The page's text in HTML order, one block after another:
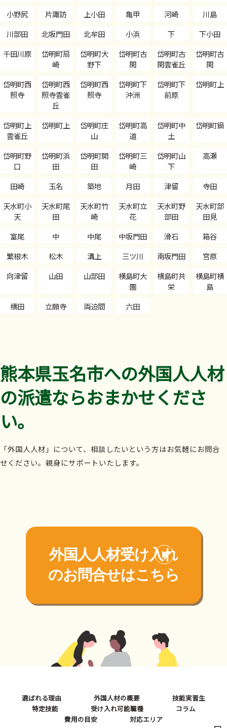
小野尻
片諏訪 上小田 亀甲 河崎
川島
川部田
北坂門田 北牟田 小浜 下
下小田
千田川原
岱明町扇
崎
岱明町大
野下
岱明町古
閑
岱明町古
閑雲雀丘
岱明町古
閑
岱明町西
照寺
岱明町西
照寺雲雀
丘
岱明町西
照寺
岱明町下
沖洲
岱明町下
前原
岱明町上
岱明町上
雲雀丘
岱明町上
岱明町庄
山
岱明町高
道
岱明町中
土
岱明町鍋
岱明町野
口
岱明町浜
田
岱明町開
田
岱明町三
崎
岱明町山
下
高瀬
田崎 玉名 築地 月田 津留
寺田
天水町小
天
天水町尾
田
天水町竹
崎
天水町立
花
天水町野
部田
天水町部
田見
富尾
中 中尾 中坂門田 滑石
箱谷
繁根木
松木 溝上 三ツ川 南坂門田
宮原
向津留
山田 山部田
横島町大
園
横島町共
栄
横島町横
島
横田
立願寺 両迫間 六田
熊本県玉名市への外国人人材
の派遣ならおまかせくださ
い。
「外国人人材」について、相談したいという方はお気軽にお問合
せください。親身にサポートいたします。
外国人人材受け入れ
のお問合せはこちら
選ばれる理由 外国人材の概要
技能実習生
特定技能
受け入れ可能職種
コラム
費用の目安
対応エリア